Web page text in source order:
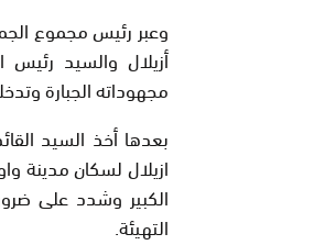
وعبر رئيس مجموع
أزيلال والسيد
مجهوداته الجبارة
بعدها أخذ السيد
ازيلال لسكان مدينة
الكبير وشدد على
التهيئة.